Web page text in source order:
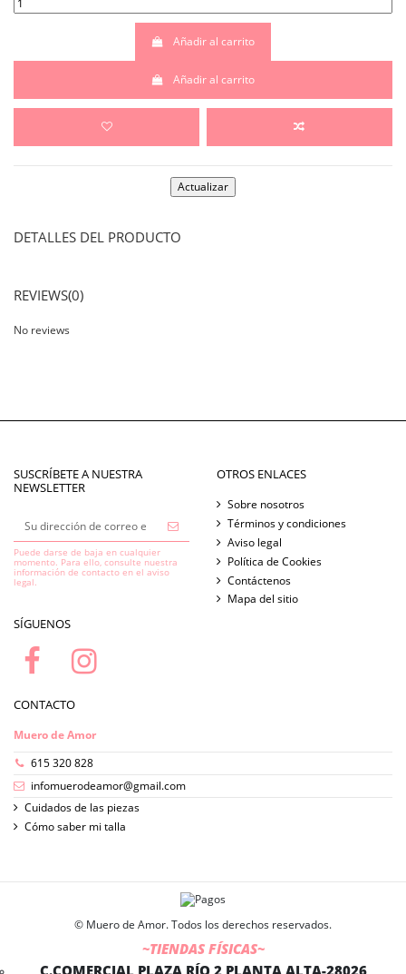
Añadir al carrito
Añadir al carrito
DETALLES DEL PRODUCTO
REVIEWS(0)
No reviews
SUSCRÍBETE A NUESTRA
NEWSLETTER
Puede darse de baja en cualquier
momento. Para ello, consulte nuestra
información de contacto en el aviso
legal.
SÍGUENOS
OTROS ENLACES
Sobre nosotros
Términos y condiciones
Aviso legal
Política de Cookies
Contáctenos
Mapa del sitio
CONTACTO
Muero de Amor
615 320 828
infomuerodeamor@gmail.com
Cuidados de las piezas
Cómo saber mi talla
© Muero de Amor.Todos los derechos reservados.
~TIENDAS FÍSICAS~